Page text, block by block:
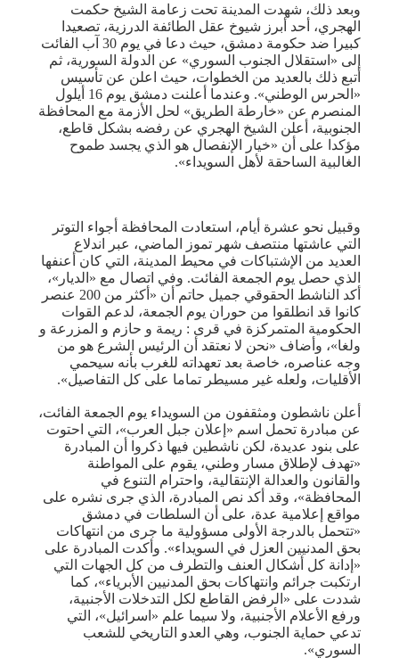
وبعد ذلك، شهدت المدينة تحت زعامة الشيخ حكمت
الهجري، أحد أبرز شيوخ عقل الطائفة الدرزية، تصعيدا
كبيرا ضد حكومة دمشق، حيث دعا في يوم 30 آب الفائت
إلى «استقلال الجنوب السوري» عن الدولة السورية، ثم
أتبع ذلك بالعديد من الخطوات، حيث اعلن عن تأسيس
«الحرس الوطني». وعندما أعلنت دمشق يوم 16 أيلول
المنصرم عن «خارطة الطريق» لحل الأزمة مع المحافظة
الجنوبية، أعلن الشيخ الهجري عن رفضه بشكل قاطع،
مؤكدا على أن «خيار الإنفصال هو الذي يجسد طموح
الغالبية الساحقة لأهل السويداء».
وقبيل نحو عشرة أيام، استعادت المحافظة أجواء التوتر
التي عاشتها منتصف شهر تموز الماضي، عبر اندلاع
العديد من الإشتباكات في محيط المدينة، التي كان أعنفها
الذي حصل يوم الجمعة الفائت. وفي اتصال مع «الديار»،
أكد الناشط الحقوقي جميل حاتم أن «أكثر من 200 عنصر
كانوا قد انطلقوا من حوران يوم الجمعة، لدعم القوات
الحكومية المتمركزة في قرى : ريمة و حازم و المزرعة و
ولغا»، وأضاف «نحن لا نعتقد أن الرئيس الشرع هو من
وجه عناصره، خاصة بعد تعهداته للغرب بأنه سيحمي
الأقليات، ولعله غير مسيطر تماما على كل التفاصيل».
أعلن ناشطون ومثقفون من السويداء يوم الجمعة الفائت،
عن مبادرة تحمل اسم «إعلان جبل العرب»، التي احتوت
على بنود عديدة، لكن ناشطين فيها ذكروا أن المبادرة
«تهدف لإطلاق مسار وطني، يقوم على المواطنة
والقانون والعدالة الإنتقالية، واحترام التنوع في
المحافظة»، وقد أكد نص المبادرة، الذي جرى نشره على
مواقع إعلامية عدة، على أن السلطات في دمشق
«تتحمل بالدرجة الأولى مسؤولية ما جرى من انتهاكات
بحق المدنيين العزل في السويداء». وأكدت المبادرة على
«إدانة كل أشكال العنف والتطرف من كل الجهات التي
ارتكبت جرائم وانتهاكات بحق المدنيين الأبرياء»، كما
شددت على «الرفض القاطع لكل التدخلات الأجنبية،
ورفع الأعلام الأجنبية، ولا سيما علم «اسرائيل»، التي
تدعي حماية الجنوب، وهي العدو التاريخي للشعب
السوري».